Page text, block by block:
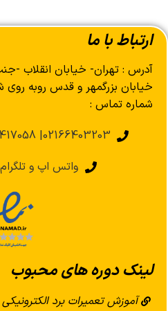
ارتباط با ما
آدرس : تهران- خیابان انقلاب -
خیابان بزرگمهر و قدس روبه روی
شماره تماس :
02166403203| 02166417058 | 09107867053
واتس اپ و تلگرام
لینک دوره های محبوب
آموزش تعمیرات برد الکترونیکی